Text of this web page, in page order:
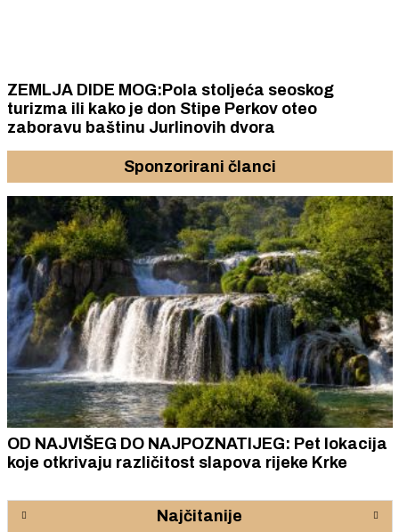
ZEMLJA DIDE MOG:Pola stoljeća seoskog
turizma ili kako je don Stipe Perkov oteo
zaboravu baštinu Jurlinovih dvora
Sponzorirani članci
OD NAJVIŠEG DO NAJPOZNATIJEG: Pet lokacija
koje otkrivaju različitost slapova rijeke Krke
Najčitanije